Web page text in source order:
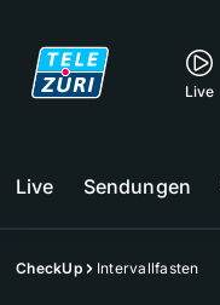
Live
Live Sendungen
CheckUp Intervallfasten